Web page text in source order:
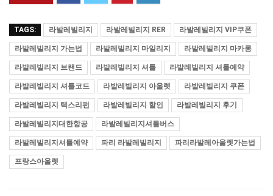
TAGS: 라발레빌리지 라발레빌리지 RER 라발레빌리지 VIP쿠폰
라발레빌리지 가는법 라발레빌리지 마일리지 라발레빌리지 마카롱
라발레빌리지 브랜드 라발레빌리지 셔틀 라발레빌리지 셔틀예약
라발레빌리지 셔틀코드 라발레빌리지 아울렛 라발레빌리지 쿠폰
라발레빌리지 택스리펀 라발레빌리지 할인 라발레빌리지 후기
라발레빌리지대한항공 라발레빌리지셔틀버스
라발레빌리지셔틀예약 파리 라발레빌리지 파리라발레아울렛가는법
프랑스아울렛